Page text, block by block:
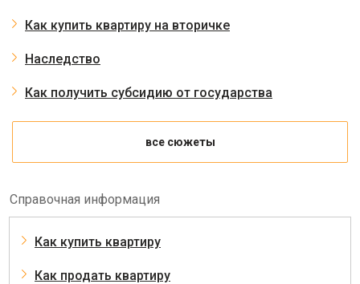
Как купить квартиру на вторичке
Наследство
Как получить субсидию от государства
все сюжеты
Справочная информация
Как купить квартиру
Как продать квартиру